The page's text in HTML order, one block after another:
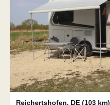
Reichertshofen, DE (103 km)